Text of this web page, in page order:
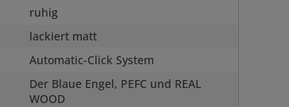
ruhig
lackiert matt
Automatic-Click System
Der Blaue Engel, PEFC und REAL
WOOD